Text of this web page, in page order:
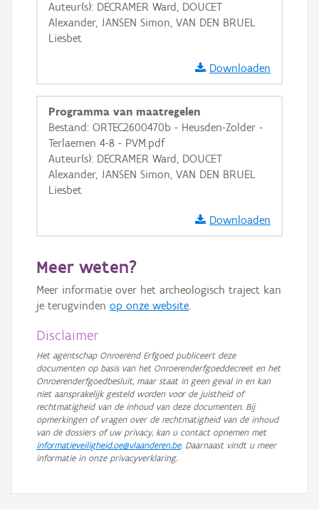
Basis Lagen
OSM-Basiskaart
Ortho
GRB-Basiskaart
Auteur(s): DECRAMER Ward, DOUCET
Alexander, JANSEN Simon, VAN DEN BRUEL
Liesbet
Downloaden
Programma van maatregelen
Bestand: ORTEC2600470b - Heusden-Zolder -
Terlaemen 4-8 - PVM.pdf
Auteur(s): DECRAMER Ward, DOUCET
Alexander, JANSEN Simon, VAN DEN BRUEL
Liesbet
Downloaden
Meer weten?
Meer informatie over het archeologisch traject kan
je terugvinden op onze website.
Disclaimer
Het agentschap Onroerend Erfgoed publiceert deze
documenten op basis van het Onroerenderfgoeddecreet en het
Onroerenderfgoedbesluit, maar staat in geen geval in en kan
niet aansprakelijk gesteld worden voor de juistheid of
rechtmatigheid van de inhoud van deze documenten. Bij
opmerkingen of vragen over de rechtmatigheid van de inhoud
van de dossiers of uw privacy, kan u contact opnemen met
informatieveiligheid.oe@vlaanderen.be. Daarnaast vindt u meer
informatie in onze privacyverklaring.